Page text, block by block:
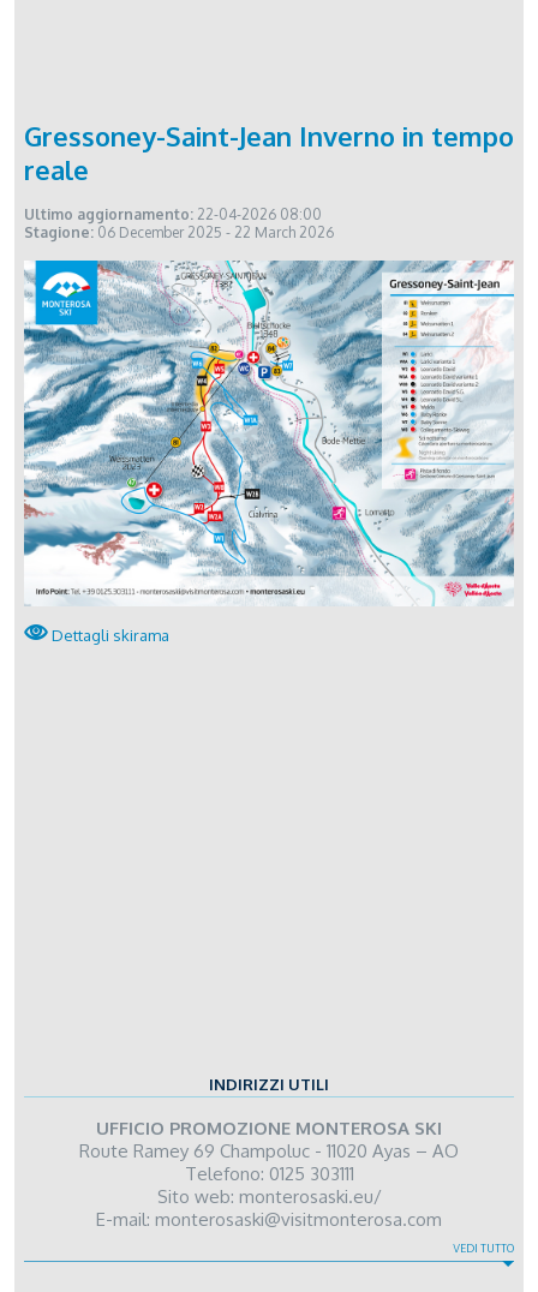
Gressoney-Saint-Jean Inverno in tempo
reale
Ultimo aggiornamento: 22-04-2026 08:00
Stagione: 06 December 2025 - 22 March 2026
Dettagli skirama
INDIRIZZI UTILI
UFFICIO PROMOZIONE MONTEROSA SKI
Route Ramey 69 Champoluc - 11020 Ayas – AO
Telefono: 0125 303111
Sito web: monterosaski.eu/
E-mail: monterosaski@visitmonterosa.com
OFFICE DU TOURISME GRESSONEY-SAINT-JEAN
Telefono: 0125 355185
Telefono: 0125 355192
Telefono: 0125 355291
VEDI TUTTO